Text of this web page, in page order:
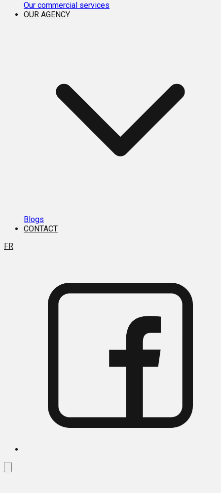
Our commercial services
OUR AGENCY
Blogs
CONTACT
FR